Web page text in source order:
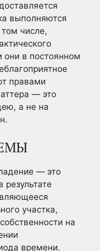
выполняются
числе,
они в постоянном
правами
— это
а не на
— это
результате
участка,
на
времени.